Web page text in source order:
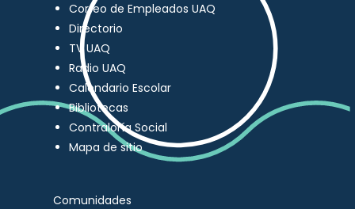
Correo de Empleados UAQ
Directorio
TV UAQ
Radio UAQ
Calendario Escolar
Bibliotecas
Contraloría Social
Mapa de sitio
Comunidades